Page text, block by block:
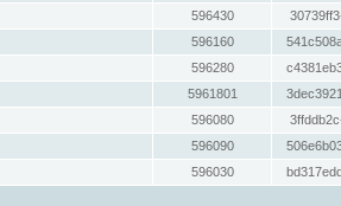
596430
596160
596280
5961801
596080
596090
596030